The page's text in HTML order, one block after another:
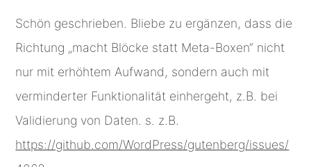
Schön geschrieben. Bliebe zu ergänzen, dass die
Richtung „macht Blöcke statt Meta-Boxen“ nicht
nur mit erhöhtem Aufwand, sondern auch mit
verminderter Funktionalität einhergeht, z.B. bei
Validierung von Daten. s. z.B.
https://github.com/WordPress/gutenberg/issues/